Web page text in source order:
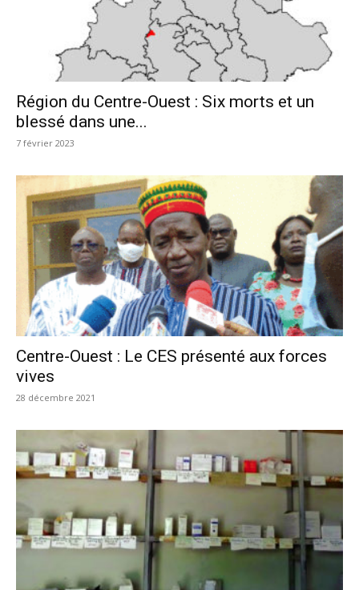
Région du Centre-Ouest : Six morts et un
blessé dans une...
7 février 2023
Centre-Ouest : Le CES présenté aux forces
vives
28 décembre 2021